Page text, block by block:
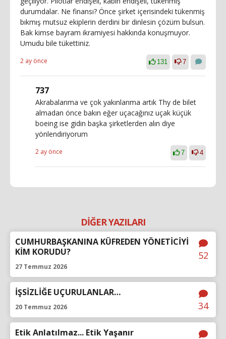
durumdalar. Ne finansı? Önce şirket içerisindeki tükenmiş
bıkmış mutsuz ekiplerin derdini bir dinlesin çözüm bulsun.
Bak kimse bayram ikramiyesi hakkında konuşmuyor.
Umudu bile tükettiniz.
2 ay önce 131 7
737
Akrabalarıma ve çok yakınlarıma artık Thy de bilet
almadan önce bakın eğer uçacağınız uçak küçük
boeing ise gidin başka şirketlerden alın diye
yönlendiriyorum
2 ay önce 7 4
DİĞER YAZILARI
CUMHURBAŞKANINA KÜFREDEN YÖNETİCİYİ
KİM KORUDU?
27 Temmuz 2026
52
İŞSİZLİĞE UÇURULANLAR…
20 Temmuz 2026 34
Etik Anlatılmaz... Etik Yaşanır